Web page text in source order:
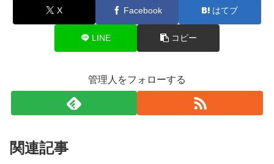
X Facebook はてブ
LINE コピー
管理人をフォローする
関連記事